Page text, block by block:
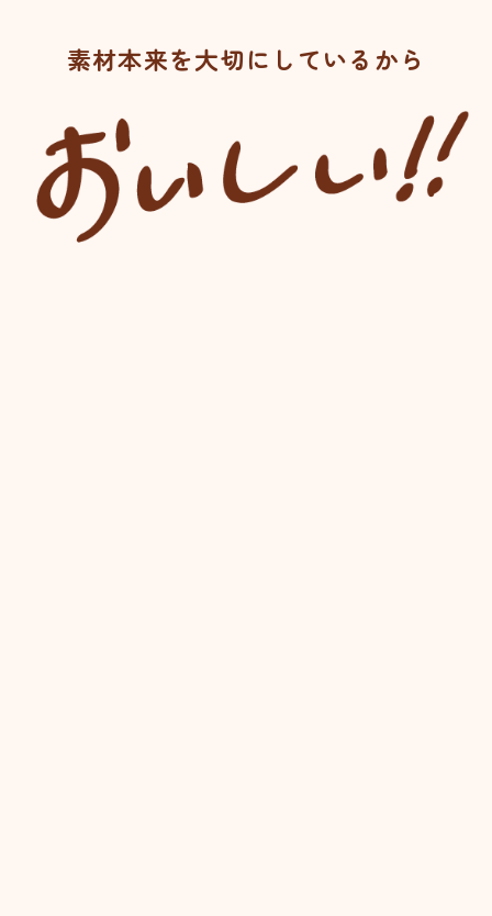
素材本来を大切に し ている から